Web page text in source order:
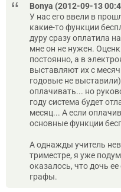
Bonya (2012-09-13
У нас его ввели в
какие-то функции
дуру сразу оплатила
мне он не нужен.
постоянно, а в
выставляют их с
годовые не
оплачивать... но
году система будет
месяц... А если
основные функции
А однажды учитель
триместре, я уже
оказалось, что дочь
графы.